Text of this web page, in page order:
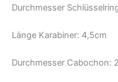
Durchmesser
Länge Karabiner: 4,5cm
Durchmesser Cabochon: